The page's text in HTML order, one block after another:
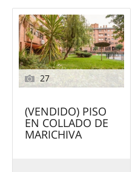
27
(VENDIDO) PISO
EN COLLADO DE
MARICHIVA